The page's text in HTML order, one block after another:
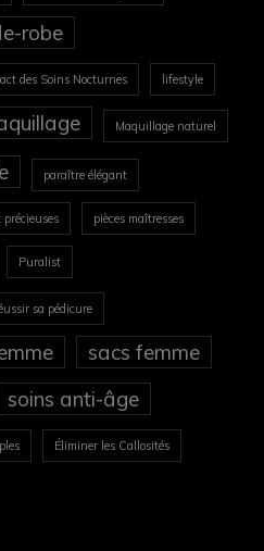
robe
des Soins Nocturnes lifestyle
Maquillage naturel
paraître élégant
précieuses pièces maîtresses
Puralist
sa pédicure
sacs femme
soins anti-âge
Éliminer les Callosités